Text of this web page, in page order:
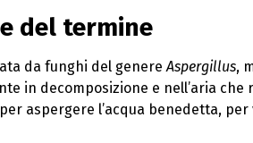
del termine
da funghi del genereAspergillus,
in decomposizione e nell’aria
aspergere l’acqua benedetta,